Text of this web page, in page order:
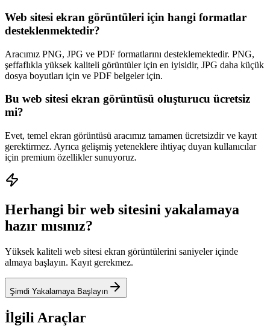
Web sitesi ekran görüntüleri için hangi formatlar
desteklenmektedir?
Aracımız PNG, JPG ve PDF formatlarını desteklemektedir. PNG,
şeffaflıkla yüksek kaliteli görüntüler için en iyisidir, JPG daha küçük
dosya boyutları için ve PDF belgeler için.
Bu web sitesi ekran görüntüsü oluşturucu ücretsiz
mi?
Evet, temel ekran görüntüsü aracımız tamamen ücretsizdir ve kayıt
gerektirmez. Ayrıca gelişmiş yeteneklere ihtiyaç duyan kullanıcılar
için premium özellikler sunuyoruz.
Herhangi bir web sitesini yakalamaya
hazır mısınız?
Yüksek kaliteli web sitesi ekran görüntülerini saniyeler içinde
almaya başlayın. Kayıt gerekmez.
Şimdi Yakalamaya Başlayın
İlgili Araçlar